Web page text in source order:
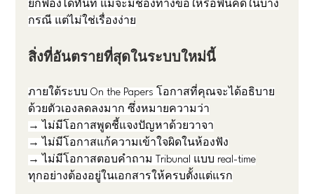
ยกฟ้องได้ทันที แม้จะมีช่องทางขอให้รื้อฟื้นคดีในบาง
กรณี แต่ไม่ใช่เรื่องง่าย
สิ่งที่อันตรายที่สุดในระบบใหม่นี้
ภายใต้ระบบ On the Papers โอกาสที่คุณจะได้อธิบาย
ด้วยตัวเองลดลงมาก ซึ่งหมายความว่า
→ ไม่มีโอกาสพูดชี้แจงปัญหาด้วยวาจา
→ ไม่มีโอกาสแก้ความเข้าใจผิดในห้องฟัง
→ ไม่มีโอกาสตอบคำถาม Tribunal แบบ real-time
ทุกอย่างต้องอยู่ในเอกสารให้ครบตั้งแต่แรก